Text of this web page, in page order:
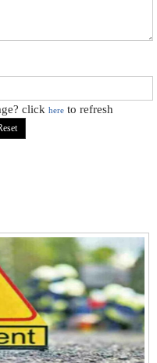
clickhere to refresh